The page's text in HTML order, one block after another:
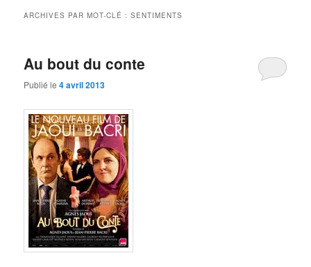
ARCHIVES PAR MOT-CLÉ :SENTIMENTS
Au bout du conte
Publié le4 avril 2013